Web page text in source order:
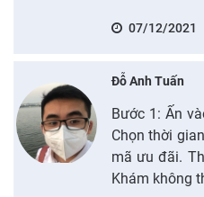
07/12/2021
Đỗ Anh Tuấn
Bước 1: Ấn
Chọn thời
mã ưu đãi.
Khám không